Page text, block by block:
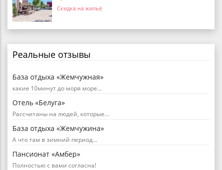
Скидка на жильё
Реальные отзывы
База отдыха «Жемчужная»
какие 10минут до моря море…
Отель «Белуга»
Рассчитаны на людей, которые…
База отдыха «Жемчужина»
А что там в зимний период…
Пансионат «Амбер»
Полностью с вами согласна!